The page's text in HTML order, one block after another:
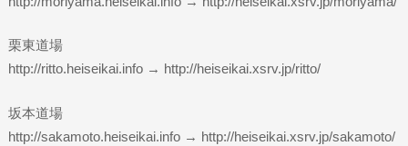
栗東道場
http://ritto.heiseikai.info → http://heiseikai.xsrv.jp/ritto/
坂本道場
http://sakamoto.heiseikai.info → http://heiseikai.xsrv.jp/sakamoto/